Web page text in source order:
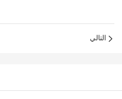
التالي